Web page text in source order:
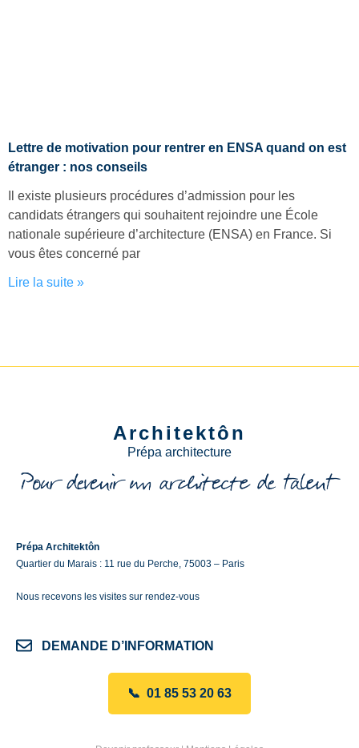
Lettre de motivation pour rentrer en ENSA quand on est
étranger : nos conseils
Il existe plusieurs procédures d’admission pour les
candidats étrangers qui souhaitent rejoindre une École
nationale supérieure d’architecture (ENSA) en France. Si
vous êtes concerné par
Lire la suite »
Architektôn
Prépa architecture
Prépa Architektôn
Quartier du Marais : 11 rue du Perche, 75003 – Paris
Nous recevons les visites sur rendez-vous
DEMANDE D’INFORMATION
📞 01 85 53 20 63